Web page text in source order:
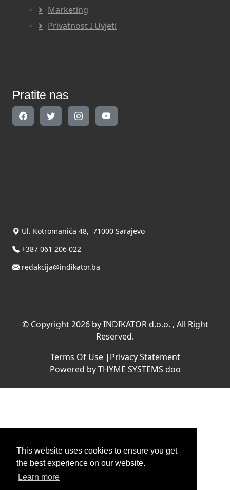
This website uses cookies to ensure you get
the best experience on our website.
Learn more
Marketing
Privatnost I Uvjeti
Pratite nas
Ul. Kotromanića 48, 71000 Sarajevo
+387 061 206 022
redakcija@indikator.ba
© Copyright 2026 by INDIKATOR d.o.o. , All Right
Reserved.
Terms Of Use| Privacy Statement
Powered by THYME SYSTEMS doo